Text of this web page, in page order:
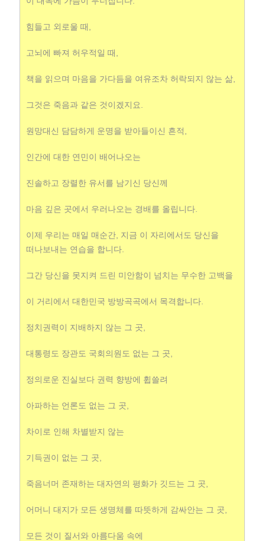
힘들고 외로울 때,
고뇌에 빠져 허우적일 때,
책을 읽으며 마음을 가다듬을 여유조차 허락되지 않는 삶,
그것은 죽음과 같은 것이겠지요.
원망대신 담담하게 운명을 받아들이신 흔적,
인간에 대한 연민이 배어나오는
진솔하고 장렬한 유서를 남기신 당신께
마음 깊은 곳에서 우러나오는 경배를 올립니다.
이제 우리는 매일 매순간, 지금 이 자리에서도 당신을
떠나보내는 연습을 합니다.
그간 당신을 못지켜 드린 미안함이 넘치는 무수한 고백을
이 거리에서 대한민국 방방곡곡에서 목격합니다.
정치권력이 지배하지 않는 그 곳,
대통령도 장관도 국회의원도 없는 그 곳,
정의로운 진실보다 권력 향방에 휩쓸려
아파하는 언론도 없는 그 곳,
차이로 인해 차별받지 않는
기득권이 없는 그 곳,
죽음너머 존재하는 대자연의 평화가 깃드는 그 곳,
어머니 대지가 모든 생명체를 따뜻하게 감싸안는 그 곳,
모든 것이 질서와 아름다움 속에